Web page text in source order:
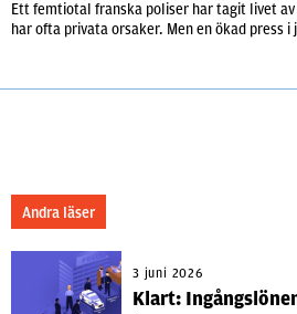
Ett femtiotal franska poliser har tagit livet
har ofta privata orsaker. Men en ökad press i
Andra läser
3 juni 2026
Klart: